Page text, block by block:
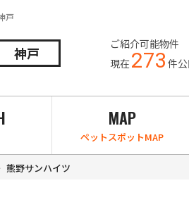
戸
神戸
ご紹介可能物件
現在273 件
MAP
ペットスポットMAP
熊野サンハイツ